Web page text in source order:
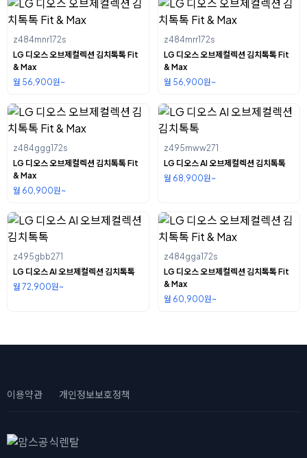
z484mnr172s
LG 디오스 오브제컬렉션 김치톡톡 Fit
& Max
월 56,900원~
z484mrr172s
LG 디오스 오브제컬렉션 김치톡톡 Fit
& Max
월 56,900원~
z484ggg172s
LG 디오스 오브제컬렉션 김치톡톡 Fit
& Max
월 60,900원~
z495mww271
LG 디오스 AI 오브제컬렉션 김치톡톡
월 68,900원~
z495gbb271
LG 디오스 AI 오브제컬렉션 김치톡톡
월 72,900원~
z484gga172s
LG 디오스 오브제컬렉션 김치톡톡 Fit
& Max
월 60,900원~
이용약관 개인정보보호정책